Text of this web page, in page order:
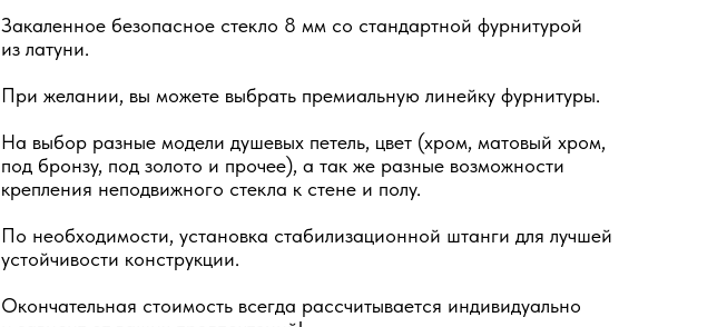
Закаленное безопасное стекло 8 мм со стандартной фурнитурой
из латуни.
При желании, вы можете выбрать премиальную линейку фурнитуры.
На выбор разные модели душевых петель, цвет (хром, матовый хром,
под бронзу, под золото и прочее), а так же разные возможности
крепления неподвижного стекла к стене и полу.
По необходимости, установка стабилизационной штанги для лучшей
устойчивости конструкции.
Окончательная стоимость всегда рассчитывается индивидуально